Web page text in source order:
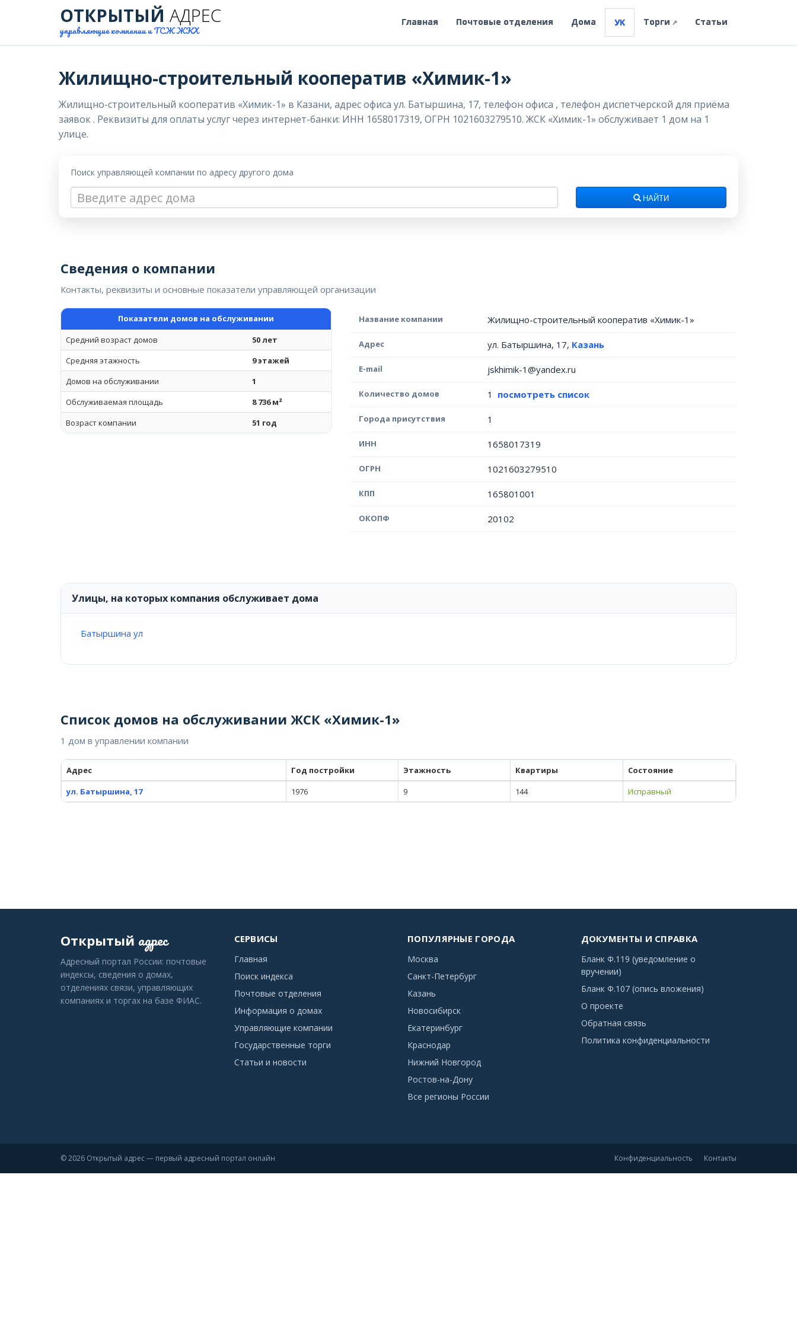
ОТКРЫТЫЙ АДРЕС
управляющие компании и ТСЖ ЖКХ
Главная Почтовые отделения Дома УК Торги ↗ Статьи
Жилищно-строительный кооператив «Химик-1»
Жилищно-строительный кооператив «Химик-1» в Казани, адрес офиса ул. Батыршина, 17, телефон офиса , телефон диспетчерской для приёма
заявок . Реквизиты для оплаты услуг через интернет-банки: ИНН 1658017319, ОГРН 1021603279510. ЖСК «Химик-1» обслуживает 1 дом на 1
улице.
Поиск управляющей компании по адресу другого дома
НАЙТИ
Сведения о компании
Контакты, реквизиты и основные показатели управляющей организации
Показатели домов на обслуживании
Средний возраст домов
50 лет
Средняя этажность
9 этажей
Домов на обслуживании
1
Обслуживаемая площадь
8 736 м²
Возраст компании
51 год
Название компании Жилищно-строительный кооператив «Химик-1»
Адрес ул. Батыршина, 17, Казань
E-mail jskhimik-1@yandex.ru
Количество домов 1 посмотреть список
Города присутствия 1
ИНН 1658017319
ОГРН 1021603279510
КПП 165801001
ОКОПФ 20102
Улицы, на которых компания обслуживает дома
Батыршина ул
Список домов на обслуживании ЖСК «Химик-1»
1 дом в управлении компании
Адрес Год постройки Этажность Квартиры
Состояние
ул. Батыршина, 17
1976 9 144 Исправный
Открытый адрес
Адресный портал России: почтовые
индексы, сведения о домах,
отделениях связи, управляющих
компаниях и торгах на базе ФИАС.
СЕРВИСЫ
Главная
Поиск индекса
Почтовые отделения
Информация о домах
Управляющие компании
Государственные торги
Статьи и новости
ПОПУЛЯРНЫЕ ГОРОДА
Москва
Санкт-Петербург
Казань
Новосибирск
Екатеринбург
Краснодар
Нижний Новгород
Ростов-на-Дону
Все регионы России
ДОКУМЕНТЫ И СПРАВКА
Бланк Ф.119 (уведомление о
вручении)
Бланк Ф.107 (опись вложения)
О проекте
Обратная связь
Политика конфиденциальности
© 2026 Открытый адрес — первый адресный портал онлайн Конфиденциальность Контакты